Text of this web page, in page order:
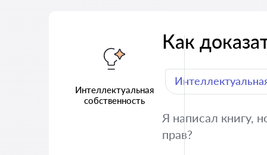
Интеллектуальная
собственность
Как
Я написал книгу,
прав?